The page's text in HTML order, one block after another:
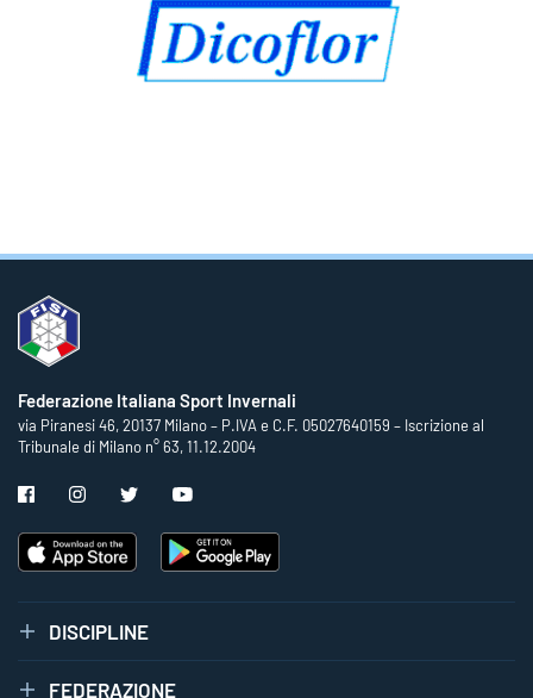
Federazione Italiana Sport Invernali
via Piranesi 46, 20137 Milano – P.IVA e C.F. 05027640159 – Iscrizione al
Tribunale di Milano n° 63, 11.12.2004
DISCIPLINE
FEDERAZIONE